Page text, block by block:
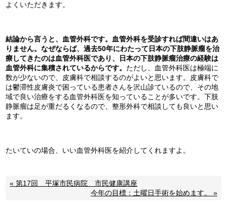
よくいただきます。
結論から言うと、血管外科です。血管外科を受診すれば間違いはあ
りません。なぜならば、過去50年にわたって日本の下肢静脈瘤を治
療してきたのは血管外科医であり、日本の下肢静脈瘤治療の経験は
血管外科に集積されているからです。 ただし、血管外科医は極端に
数が少ないので、皮膚科で相談するのがよいと思います。皮膚科で
は鬱滞性皮膚炎で困っている患者さんを沢山診ているので、その地
域で良い治療をする血管外科医を知っていることが多いです。下肢
静脈瘤は足が重だるくなるので、整形外科で相談しても良いと思い
ます。
たいていの場合、いい血管外科医を紹介してくれますよ。
« 第17回 平塚市民病院 市民健康講座
今年の目標：土曜日手術を始めます。 »